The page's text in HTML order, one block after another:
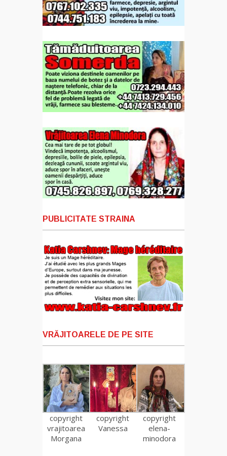
PUBLICITATE STRAINA
VRĂJITOARELE DE PE SITE
copyright
vrajitoarea
Morgana
copyright
Vanessa
copyright
elena-
minodora